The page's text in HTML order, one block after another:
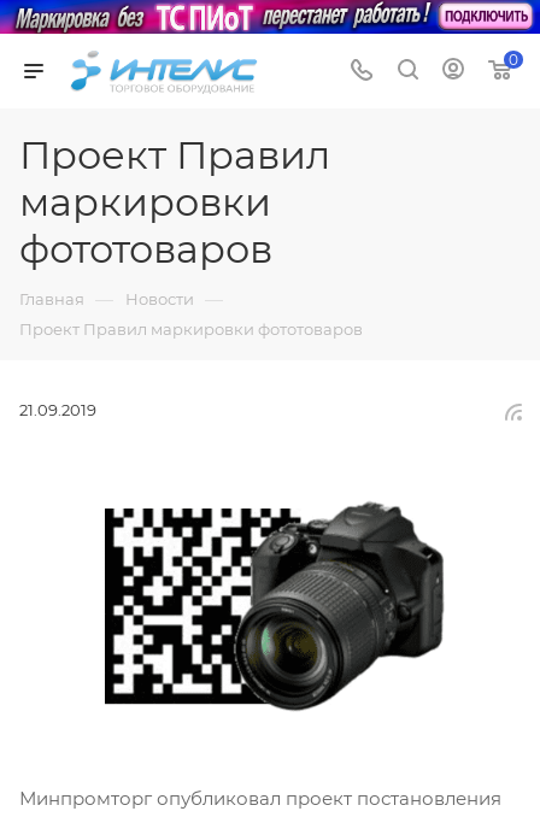
0
Проект Правил
маркировки
фототоваров
Главная — Новости —
Проект Правил маркировки фототоваров
21.09.2019
Минпромторг опубликовал проект постановления